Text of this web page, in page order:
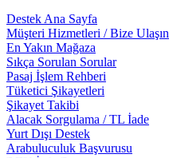
Destek Ana Sayfa
Müşteri Hizmetleri / Bize Ulaşın
En Yakın Mağaza
Sıkça Sorulan Sorular
Pasaj İşlem Rehberi
Tüketici Şikayetleri
Şikayet Takibi
Alacak Sorgulama / TL İade
Yurt Dışı Destek
Arabuluculuk Başvurusu